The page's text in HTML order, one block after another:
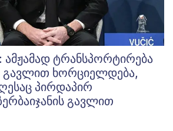
ამჟამად ტრანსპორტირება
ხორციელდება,
პირდაპირ
გავლით